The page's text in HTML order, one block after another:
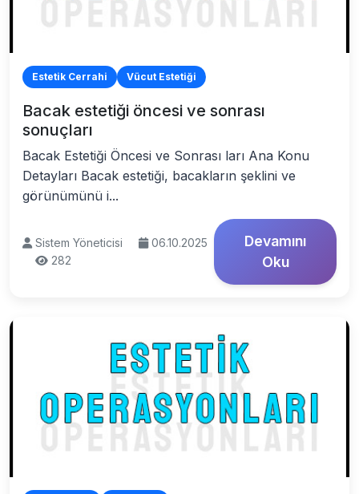
Estetik Cerrahi Vücut Estetiği
Bacak estetiği öncesi ve sonrası
sonuçları
Bacak Estetiği Öncesi ve Sonrası ları Ana Konu
Detayları Bacak estetiği, bacakların şeklini ve
görünümünü i...
Sistem Yöneticisi
06.10.2025
282
Devamını
Oku